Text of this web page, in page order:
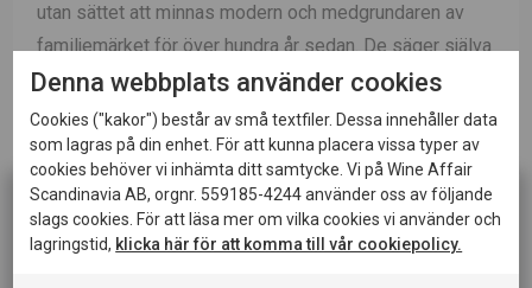
utan sättet att minnas modern och medgrundaren av
familjemärket för över hundra år sedan. De säger själva
att Rosario Veras viner är som en stor kram från barn
och barnbarn till kvinnan som var med där allt började
och kämpade i både med- och motgång för kärleken till
hennes land och familj. Hennes ättlingar har nu valt att
hylla henne genom att skapa viner från ett av de mest
kända vinodlingsområdena i världen – Rioja.
Denna webbplats använder cookies
Cookies ("kakor") består av små textfiler. Dessa innehåller data
som lagras på din enhet. För att kunna placera vissa typer av
cookies behöver vi inhämta ditt samtycke. Vi på Wine Affair
Scandinavia AB, orgnr. 559185-4244 använder oss av följande
slags cookies. För att läsa mer om vilka cookies vi använder och
lagringstid, klicka här för att komma till vår cookiepolicy.
Denna sida innehåller information om alkoholhaltiga